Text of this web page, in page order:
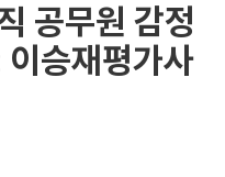
공무원 감정
승재평가사